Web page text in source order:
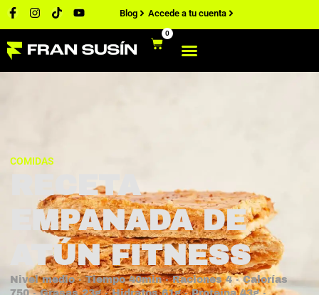
Blog Accede a tu cuenta
0
COMIDAS
RECETA
EMPANADA DE
ATÚN FITNESS
Nivel medio · Tiempo 40min · Raciones 4 · Calorías